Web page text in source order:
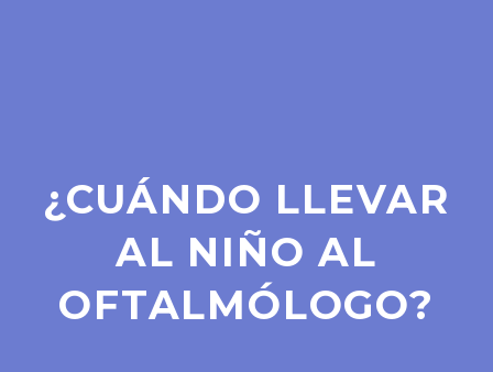
¿CUÁNDO LLEVAR
AL NIÑO AL
OFTALMÓLOGO?